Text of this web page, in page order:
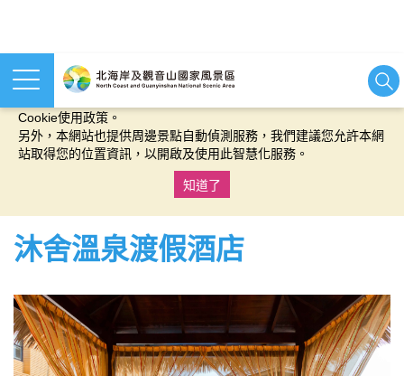
本網站使用cookies等相關技術以持續優化網站服務，並有助於為
Cookie使用政策。
另外，本網站也提供周邊景點自動偵測服務，我們建議您允許本網
站取得您的位置資訊，以開啟及使用此智慧化服務。
知道了
沐舍溫泉渡假酒店